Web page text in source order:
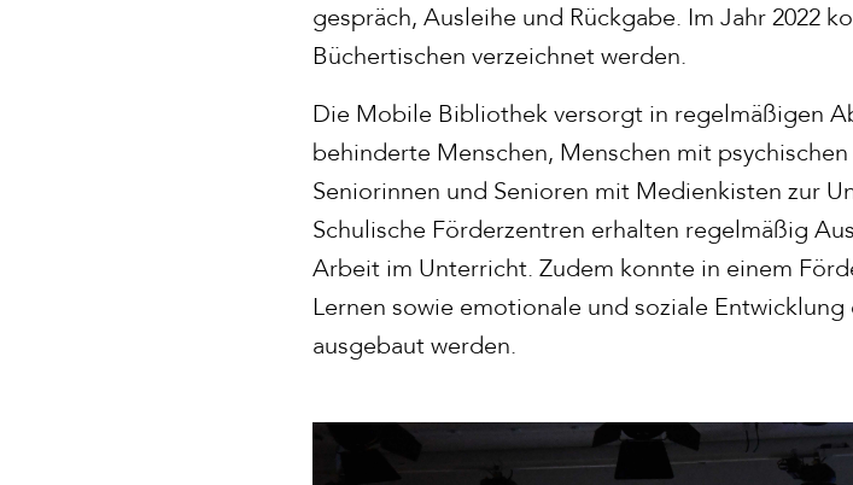
gespräch, Ausleihe und Rückgabe. Im Jahr 2022
Büchertischen verzeichnet werden.
Die Mobile Bibliothek versorgt in regelmäßigen
behinderte Menschen, Menschen mit
Seniorinnen und Senioren mit Medienkisten zur
Schulische Förderzentren erhalten regelmäßig
Arbeit im Unterricht. Zudem konnte in einem
Lernen sowie emotionale und soziale
ausgebaut werden.